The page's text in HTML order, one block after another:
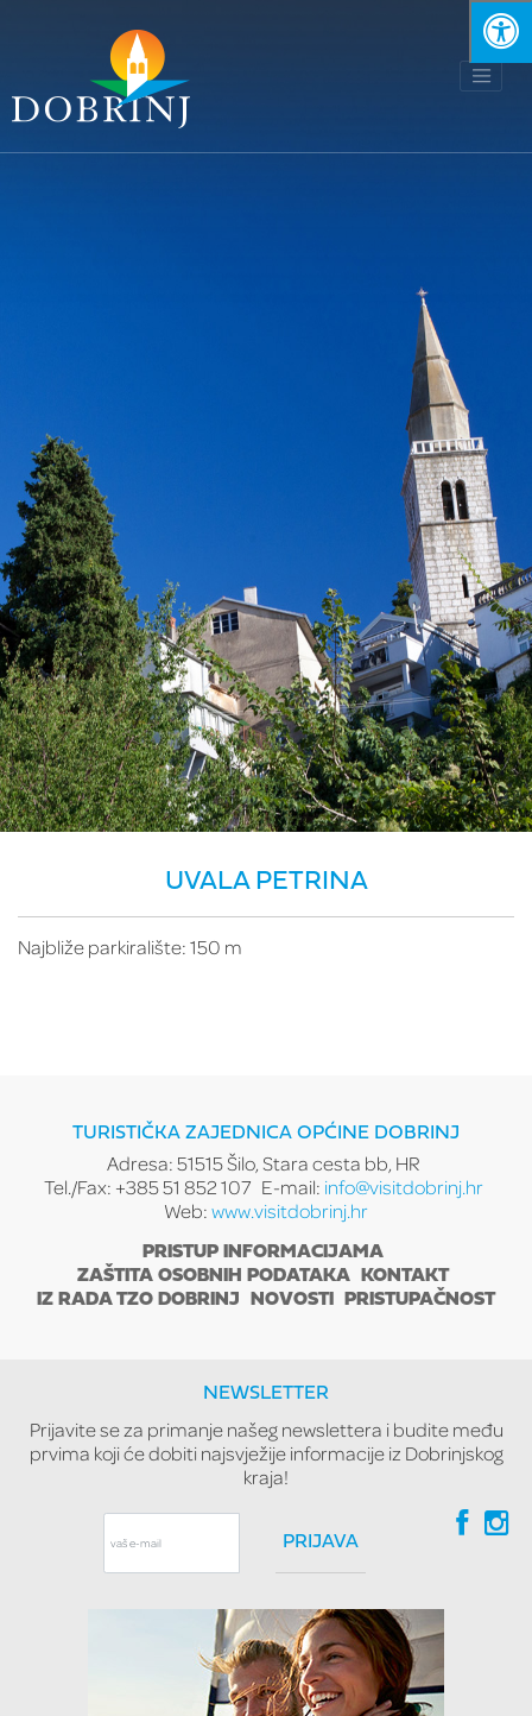
UVALA PETRINA
Najbliže parkiralište: 150 m
TURISTIČKA ZAJEDNICA OPĆINE DOBRINJ
Adresa: 51515 Šilo, Stara cesta bb, HR
Tel./Fax: +385 51 852 107 E-mail: info@visitdobrinj.hr
Web:www.visitdobrinj.hr
PRISTUP INFORMACIJAMA
ZAŠTITA OSOBNIH PODATAKA
KONTAKT
IZ RADA TZO DOBRINJ
NOVOSTI PRISTUPAČNOST
NEWSLETTER
Prijavite se za primanje našeg newslettera i budite među
prvima koji će dobiti najsvježije informacije iz Dobrinjskog
kraja!